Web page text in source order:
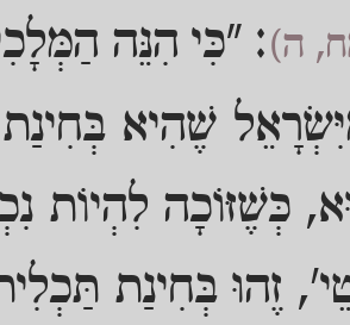
ה): "כִּי הִנֵּה
שֶׁהִיא
כְּשֶׁזּוֹכָה לִהְיוֹת
זֶהוּ בְּחִינַת